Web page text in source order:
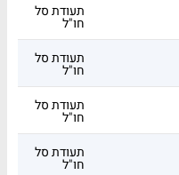
תעודת סל
חו"ל
תעודת סל
חו"ל
תעודת סל
חו"ל
תעודת סל
חו"ל